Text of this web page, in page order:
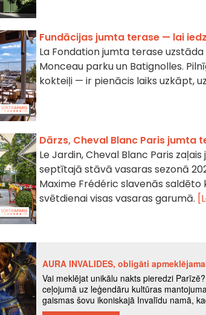
Fundācijas jumta terase — lai
La Fondation jumta terase
Monceau parku un Batignolles.
kokteiļi — ir pienācis laiks uzkāpt,
Dārzs, Cheval Blanc Paris jumta
Le Jardin, Cheval Blanc Paris
septītajā stāvā vasaras sezonā
Maxime Frédéric slavenās saldēto
svētdienai visas vasaras garumā.